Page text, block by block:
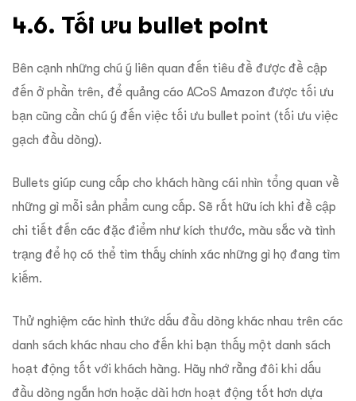
4.6. Tối ưu bullet point
Bên cạnh những chú ý liên quan đến tiêu đề được đề cập
đến ở phần trên, để quảng cáo ACoS Amazon được tối ưu
bạn cũng cần chú ý đến việc tối ưu bullet point (tối ưu việc
gạch đầu dòng).
Bullets giúp cung cấp cho khách hàng cái nhìn tổng quan về
những gì mỗi sản phẩm cung cấp. Sẽ rất hữu ích khi đề cập
chi tiết đến các đặc điểm như kích thước, màu sắc và tình
trạng để họ có thể tìm thấy chính xác những gì họ đang tìm
kiếm.
Thử nghiệm các hình thức dấu đầu dòng khác nhau trên các
danh sách khác nhau cho đến khi bạn thấy một danh sách
hoạt động tốt với khách hàng. Hãy nhớ rằng đôi khi dấu
đầu dòng ngắn hơn hoặc dài hơn hoạt động tốt hơn dựa